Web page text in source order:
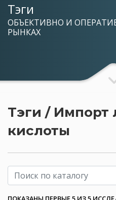
Тэги
ОБЪЕКТИВНО И
РЫНКАХ
Тэги / Импорт
кислоты